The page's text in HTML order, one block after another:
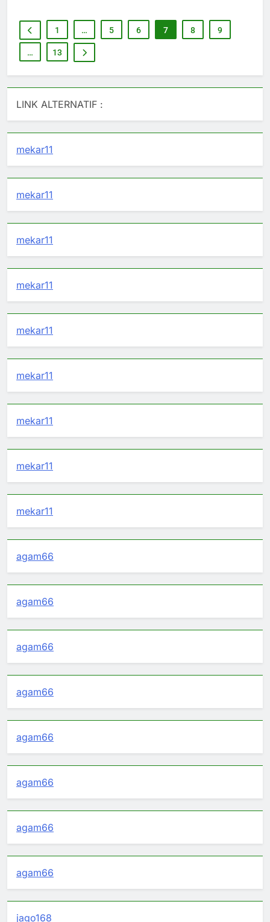
1 … 5 6 7 8 9
… 13
LINK ALTERNATIF :
mekar11
mekar11
mekar11
mekar11
mekar11
mekar11
mekar11
mekar11
mekar11
agam66
agam66
agam66
agam66
agam66
agam66
agam66
agam66
jago168